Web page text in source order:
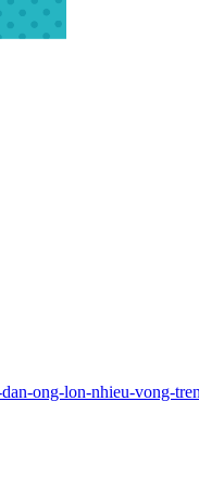
ong-lon-nhieu-vong-